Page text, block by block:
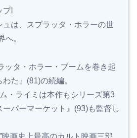
プ!
ュは、スプラッタ・ホラーの世
へ。
タ・ホラー・ブームを巻き起
た』(81)の続編。
・ライミは本作もシリーズ第3
パーマーケット』(93)も監督し
映画史上最高のカルト映画三部